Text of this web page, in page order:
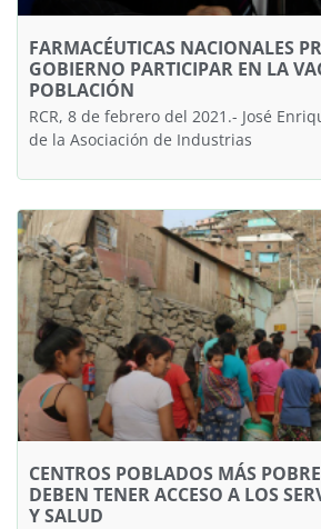
FARMACÉUTICAS NACIONALES
GOBIERNO PARTICIPAR EN LA
POBLACIÓN
RCR, 8 de febrero del 2021.- José
de la Asociación de Industrias
CENTROS POBLADOS MÁS
DEBEN TENER ACCESO A LOS
Y SALUD